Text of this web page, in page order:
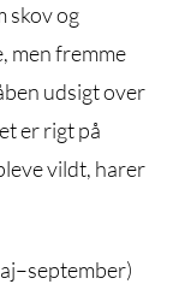
skov og
men fremme
udsigt over
er rigt på
vildt, harer